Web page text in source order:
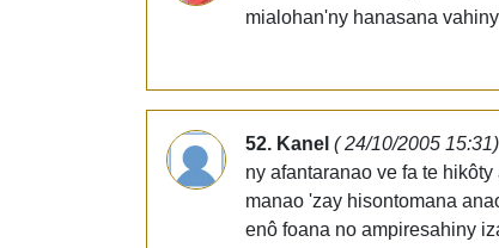
mialohan'ny hanasana
52. Kanel ( 24/10/2005 15:31)
ny afantaranao ve fa te
manao 'zay hisontomana
enô foana no ampiresahiny